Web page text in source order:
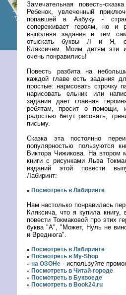
Замечательная повесть-
Ребенок, увлеченный
попавшей в Азбуку -
сопереживает героям, но и
выполняя задания и тем
отыскать буквы Л и Я,
Кляксичем. Моим детям эти
очень понравились!
Повесть разбита на
каждой главе есть задания
простые: нарисовать строчку
нарисовать ельник или
задания дает главная
ребятам, просит о помощи,
радостью бегут рисовать,
письму.
Сказка эта постоянно
популярностью пользуются
Виктора Чижикова. На втором
книги с рисунками Льва
изданий этой повести
Лабиринт:
» Посмотреть в Лабиринте
Нам настолько понравилась
Кляксича, что я купила книгу,
повести Токмаковой про этих
буква "А", "Может, Нуль не
и Вреднюга".
» Посмотреть в Лабиринте
» Посмотреть в My-Shop
» на ОЗОНе - используйте
» Посмотреть в Читай-городе
» Посмотреть в Буквоеде
» Посмотреть в Book24.ru